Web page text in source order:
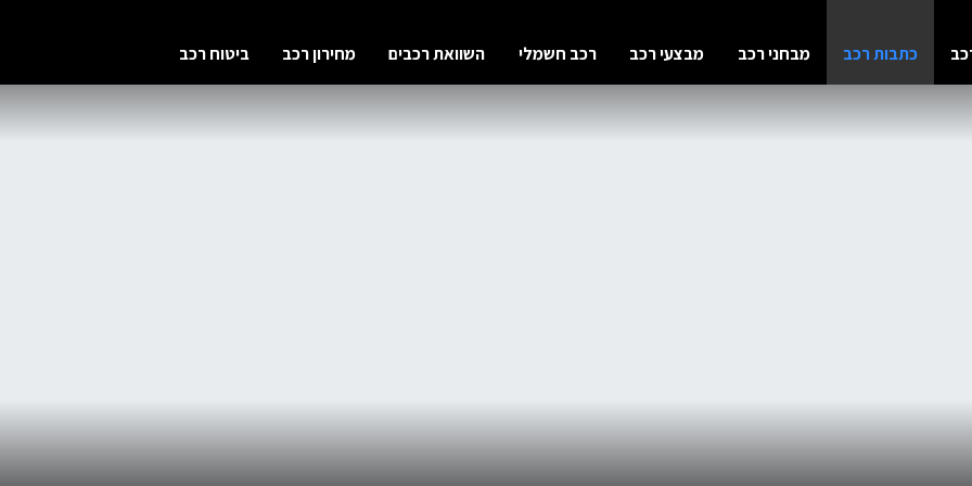
כתבות רכב מבחני רכב מבצעי רכב רכב חשמלי השוואת רכבים מחירון רכב ביטוח רכב